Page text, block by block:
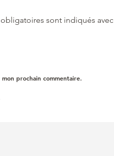
sont indiqués avec
prochain commentaire.